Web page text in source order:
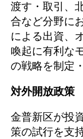
渡す・取引、
合など分野に
による出資、
喚起に有利な
の戦略を制定
対外開放政策
金普新区が投
策の試行を支